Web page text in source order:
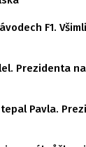
F1.
Prezidenta
Pavla.